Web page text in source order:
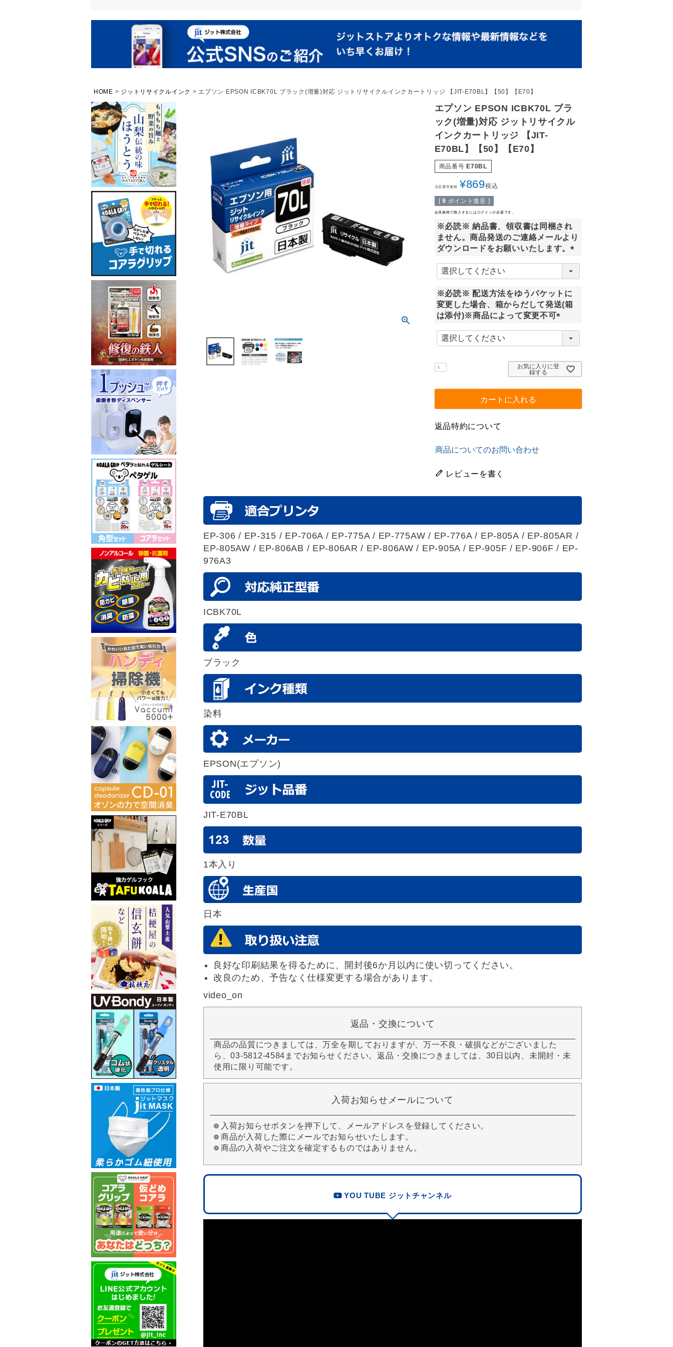
HOME ジットリサイクルインク エプソン EPSON ICBK70L ブラック(増量)対応 ジットリサイクルインクカートリッジ 【JIT-E70BL】【50】【E70】
エプソン EPSON ICBK70L ブラ
ック(増量)対応 ジットリサイクル
インクカートリッジ 【JIT-
E70BL】【50】【E70】
商品番号 E70BL
当店通常価格 ¥869税込
[ 9 ポイント進呈 ]
会員価格で購入するにはログインが必要です。
※必読※ 納品書、領収書は同梱され
ません。商品発送のご連絡メールより
ダウンロードをお願いいたします。
(
必
)
※必読※ 配送方法をゆうパケットに
変更した場合、箱からだして発送(箱
は添付)※商品によって変更不可
(
)
お気に入りに登
録する
カートに入れる
返品特約について
商品についてのお問い合わせ
レビューを書く
EP-306 / EP-315 / EP-706A / EP-775A / EP-775AW / EP-776A / EP-805A / EP-805AR /
EP-805AW / EP-806AB / EP-806AR / EP-806AW / EP-905A / EP-905F / EP-906F / EP-
976A3
ICBK70L
ブラック
染料
EPSON(エプソン)
JIT-E70BL
1本入り
日本
良好な印刷結果を得るために、開封後6か月以内に使い切ってください。
改良のため、予告なく仕様変更する場合があります。
video_on
返品・交換について
商品の品質につきましては、万全を期しておりますが、万一不良・破損などがございました
ら、03-5812-4584までお知らせください。返品・交換につきましては、30日以内、未開封・未
使用に限り可能です。
入荷お知らせメールについて
入荷お知らせボタンを押下して、メールアドレスを登録してください。
商品が入荷した際にメールでお知らせいたします。
商品の入荷やご注文を確定するものではありません。
YOU TUBE ジットチャンネル